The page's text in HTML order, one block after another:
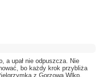
a upał nie odpuszcza. Nie
bo każdy krok przybliża
z Gorzowa Wlkp.